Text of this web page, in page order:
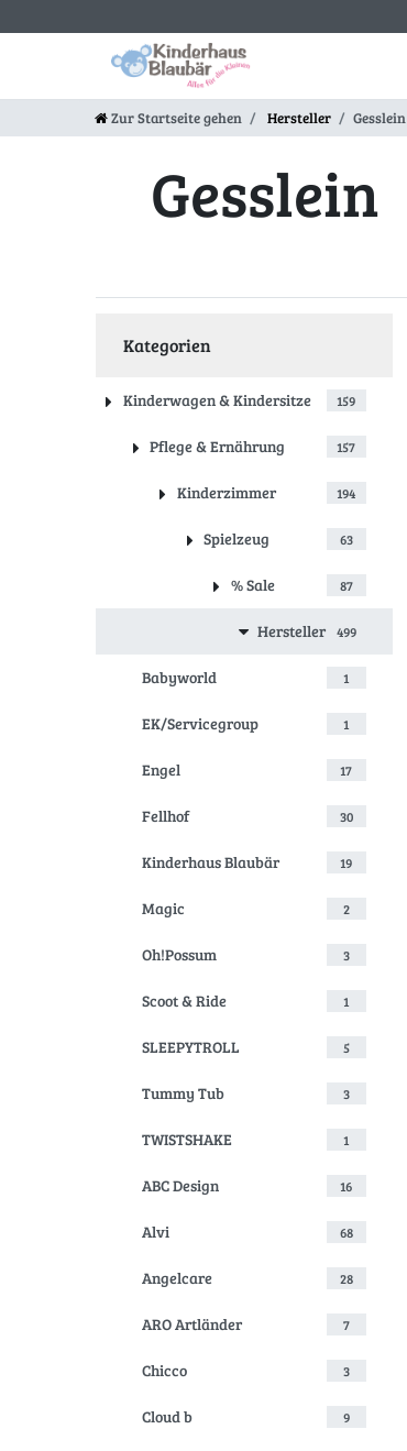
Zur Startseite gehen Hersteller Gesslein
Gesslein
Kategorien
Kinderwagen & Kindersitze 159
Pflege & Ernährung 157
Kinderzimmer 194
Spielzeug 63
% Sale 87
Hersteller 499
Babyworld 1
EK/Servicegroup 1
Engel 17
Fellhof 30
Kinderhaus Blaubär 19
Magic 2
Oh!Possum 3
Scoot & Ride 1
SLEEPYTROLL 5
Tummy Tub 3
TWISTSHAKE 1
ABC Design 16
Alvi 68
Angelcare 28
ARO Artländer 7
Chicco 3
Cloud b 9